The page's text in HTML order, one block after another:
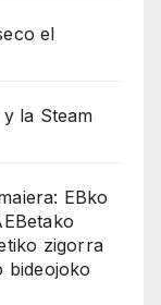
el
la Steam
EBko
zigorra
bideojoko